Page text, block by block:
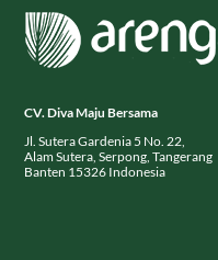
Jl. Sutera Gardenia 5 No. 22,
Alam Sutera, Serpong, Tangerang